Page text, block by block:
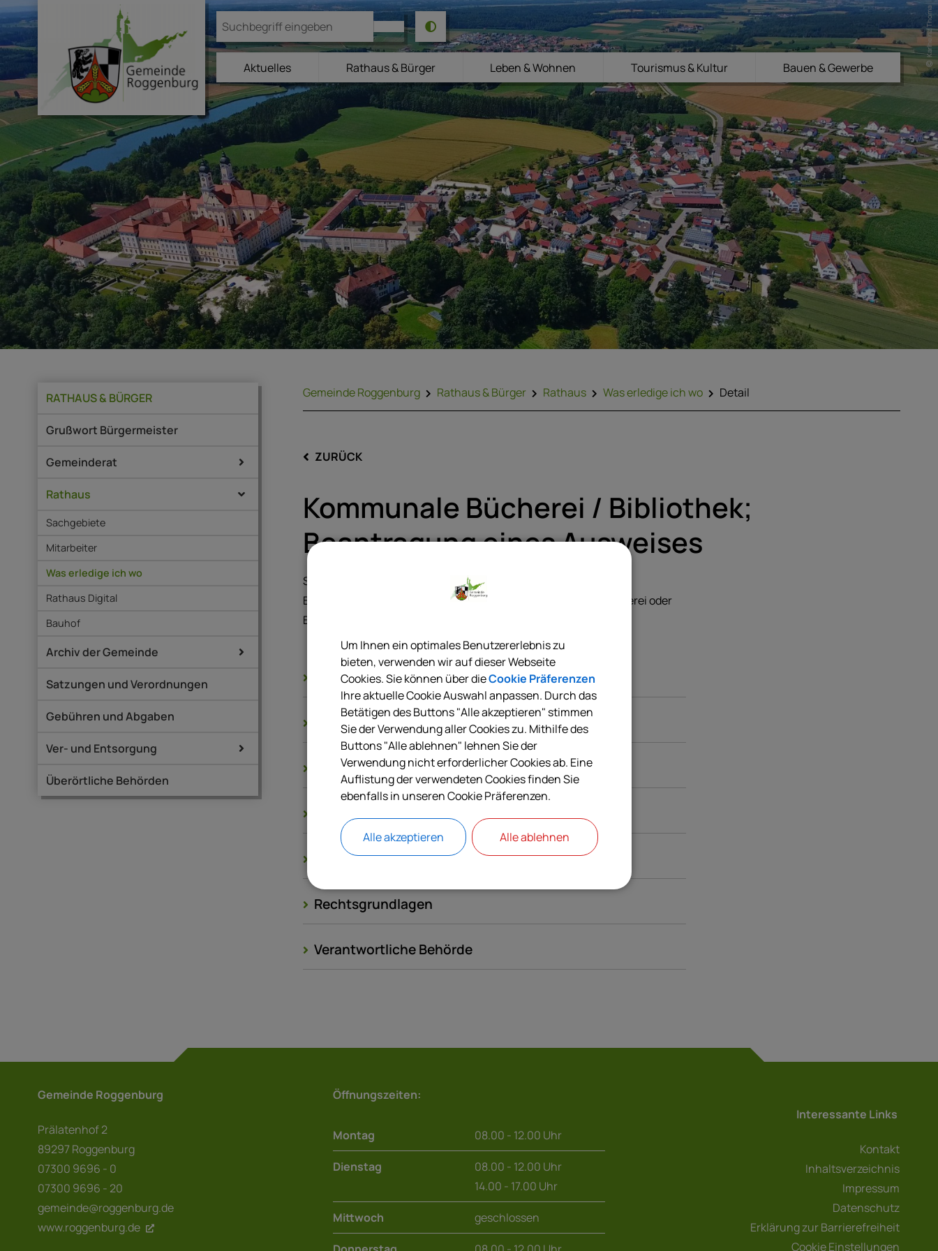
Aktuelles Rathaus & Bürger Leben & Wohnen Tourismus & Kultur Bauen & Gewerbe
Karlheinz Thoma
RATHAUS & BÜRGER
Grußwort Bürgermeister
Gemeinderat
Rathaus
Sachgebiete
Mitarbeiter
Was erledige ich wo
Rathaus Digital
Bauhof
Archiv der Gemeinde
Satzungen und Verordnungen
Gebühren und Abgaben
Ver- und Entsorgung
Überörtliche Behörden
Gemeinde Roggenburg Rathaus & Bürger Rathaus Was erledige ich wo Detail
ZURÜCK
Kommunale Bücherei / Bibliothek;
Beantragung eines Ausweises
Sie erhalten nach der Anmeldung einen Büchereiausweis oder
Bibliotheksausweis. Für die Benutzung einer kommunalen Bücherei oder
Bibliothek müssen Sie in der Regel eine Gebühr bezahlen.
Langbeschreibung
Voraussetzungen
Verfahrensablauf
Kosten
Rechtsgrundlagen
Verantwortliche Behörde
Gemeinde Roggenburg
Prälatenhof 2
89297 Roggenburg
07300 9696 - 0
07300 9696 - 20
gemeinde@roggenburg.de
www.roggenburg.de
Öffnungszeiten:
Montag 08.00 - 12.00 Uhr
Dienstag
08.00 - 12.00 Uhr
14.00 - 17.00 Uhr
Mittwoch geschlossen
Interessante Links
Kontakt
Inhaltsverzeichnis
Impressum
Datenschutz
Erklärung zur Barrierefreiheit
Cookie Einstellungen
Um Ihnen ein optimales Benutzererlebnis zu
bieten, verwenden wir auf dieser Webseite
Cookies. Sie können über dieCookie Präferenzen
Ihre aktuelle Cookie Auswahl anpassen. Durch das
Betätigen des Buttons "Alle akzeptieren" stimmen
Sie der Verwendung aller Cookies zu. Mithilfe des
Buttons "Alle ablehnen" lehnen Sie der
Verwendung nicht erforderlicher Cookies ab. Eine
Auflistung der verwendeten Cookies finden Sie
ebenfalls in unseren Cookie Präferenzen.
Alle akzeptieren Alle ablehnen